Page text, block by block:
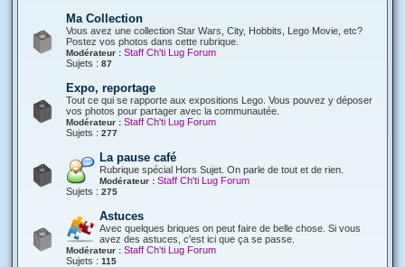
Ma Collection
Vous avez une collection Star Wars, City, Hobbits, Lego Movie, etc?
Postez vos photos dans cette rubrique.
Modérateur : Staff Ch'ti Lug Forum
Sujets : 87
Expo, reportage
Tout ce qui se rapporte aux expositions Lego. Vous pouvez y déposer
vos photos pour partager avec la communautée.
Modérateur : Staff Ch'ti Lug Forum
Sujets : 277
La pause café
Rubrique spécial Hors Sujet. On parle de tout et de rien.
Modérateur : Staff Ch'ti Lug Forum
Sujets : 275
Astuces
Avec quelques briques on peut faire de belle chose. Si vous
avez des astuces, c'est ici que ça se passe.
Modérateur : Staff Ch'ti Lug Forum
Sujets : 115